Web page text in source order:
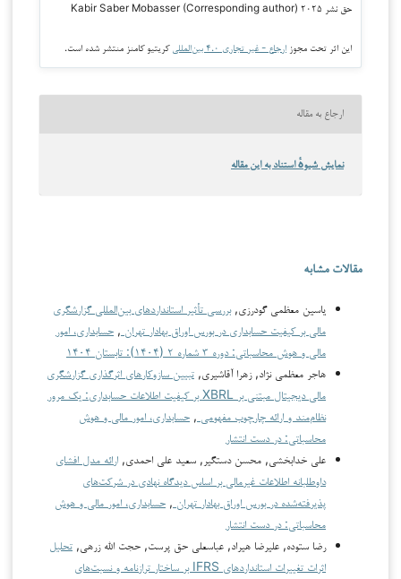
حق نشر ۲۰۲۵ Kabir Saber Mobasser (Corresponding author)
این اثر تحت مجوز ارجاع - غیر تجاری ۴.۰ بین‌المللی کریتیو کامنز منتشر شده است.
ارجاع به مقاله
نمایش شیوهٔ استناد به این مقاله
مقالات مشابه
یاسین معظمی گودرزی,بررسی تأثیر استانداردهای بین‌المللی گزارشگری
مالی بر کیفیت حسابداری در بورس اوراق بهادار تهران , حسابداری، امور
مالی و هوش محاسباتی: دوره ۳ شماره ۲ (۱۴۰۴): تابستان ۱۴۰۴
هاجر معظمی نژاد, زهرا آقاشیری, تبیین سازوکارهای اثرگذاری گزارشگری
مالی دیجیتال مبتنی بر XBRL بر کیفیت اطلاعات حسابداری: یک مرور
نظام‌مند و ارائه چارچوب مفهومی , حسابداری، امور مالی و هوش
محاسباتی: در دست انتشار
علی خدابخشی, محسن دستگیر, سعید علی احمدی, ارائه مدل افشای
داوطلبانه اطلاعات غیرمالی بر اساس دیدگاه نهادی در شرکت‌های
پذیرفته‌شده در بورس اوراق بهادار تهران , حسابداری، امور مالی و هوش
محاسباتی: در دست انتشار
رضا ستوده, علیرضا هیراد, عباسعلی حق پرست, حجت الله زرهی, تحلیل
اثرات تغییرات استانداردهای IFRS بر ساختار ترازنامه و نسبت‌های